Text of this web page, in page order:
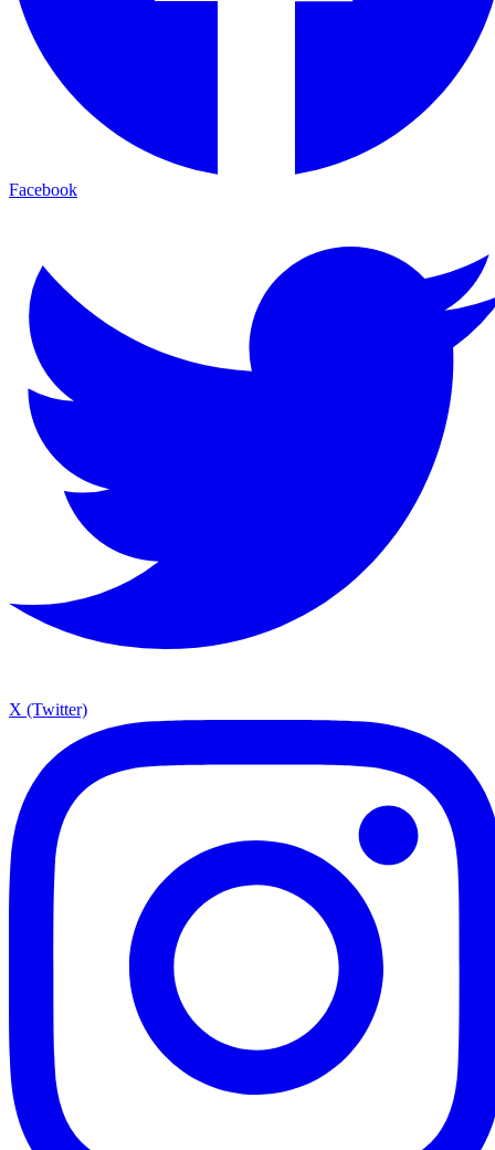
Facebook
X (Twitter)